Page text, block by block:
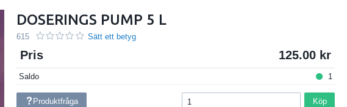
DOSERINGS PUMP 5 L
615 Sätt ett betyg
Pris 125.00
Saldo 1
Produktfråga Köp